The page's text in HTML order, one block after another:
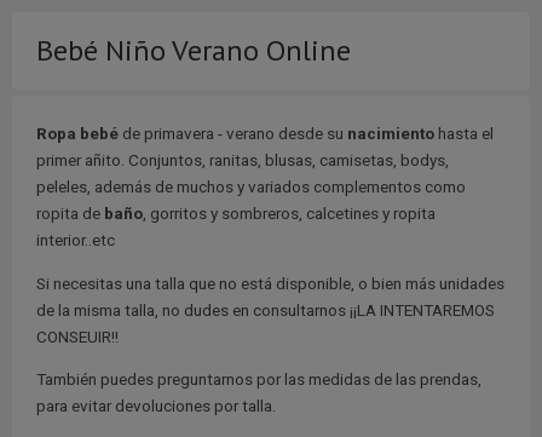
Bebé Niño Verano Online
Ropa bebé de primavera - verano desde su nacimiento hasta el
primer añito. Conjuntos, ranitas, blusas, camisetas, bodys,
peleles, además de muchos y variados complementos como
ropita de baño, gorritos y sombreros, calcetines y ropita
interior..etc
Si necesitas una talla que no está disponible, o bien más unidades
de la misma talla, no dudes en consultarnos ¡¡LA INTENTAREMOS
CONSEUIR!!
También puedes preguntarnos por las medidas de las prendas,
para evitar devoluciones por talla.